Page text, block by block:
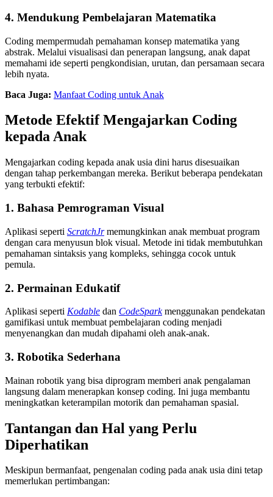
4. Mendukung Pembelajaran Matematika
Coding mempermudah pemahaman konsep matematika yang
abstrak. Melalui visualisasi dan penerapan langsung, anak dapat
memahami ide seperti pengkondisian, urutan, dan persamaan secara
lebih nyata.
Baca Juga: Manfaat Coding untuk Anak
Metode Efektif Mengajarkan Coding
kepada Anak
Mengajarkan coding kepada anak usia dini harus disesuaikan
dengan tahap perkembangan mereka. Berikut beberapa pendekatan
yang terbukti efektif:
1. Bahasa Pemrograman Visual
Aplikasi seperti ScratchJrmemungkinkan anak membuat program
dengan cara menyusun blok visual. Metode ini tidak membutuhkan
pemahaman sintaksis yang kompleks, sehingga cocok untuk
pemula.
2. Permainan Edukatif
Aplikasi seperti Kodable dan CodeSparkmenggunakan pendekatan
gamifikasi untuk membuat pembelajaran coding menjadi
menyenangkan dan mudah dipahami oleh anak-anak.
3. Robotika Sederhana
Mainan robotik yang bisa diprogram memberi anak pengalaman
langsung dalam menerapkan konsep coding. Ini juga membantu
meningkatkan keterampilan motorik dan pemahaman spasial.
Tantangan dan Hal yang Perlu
Diperhatikan
Meskipun bermanfaat, pengenalan coding pada anak usia dini tetap
memerlukan pertimbangan: